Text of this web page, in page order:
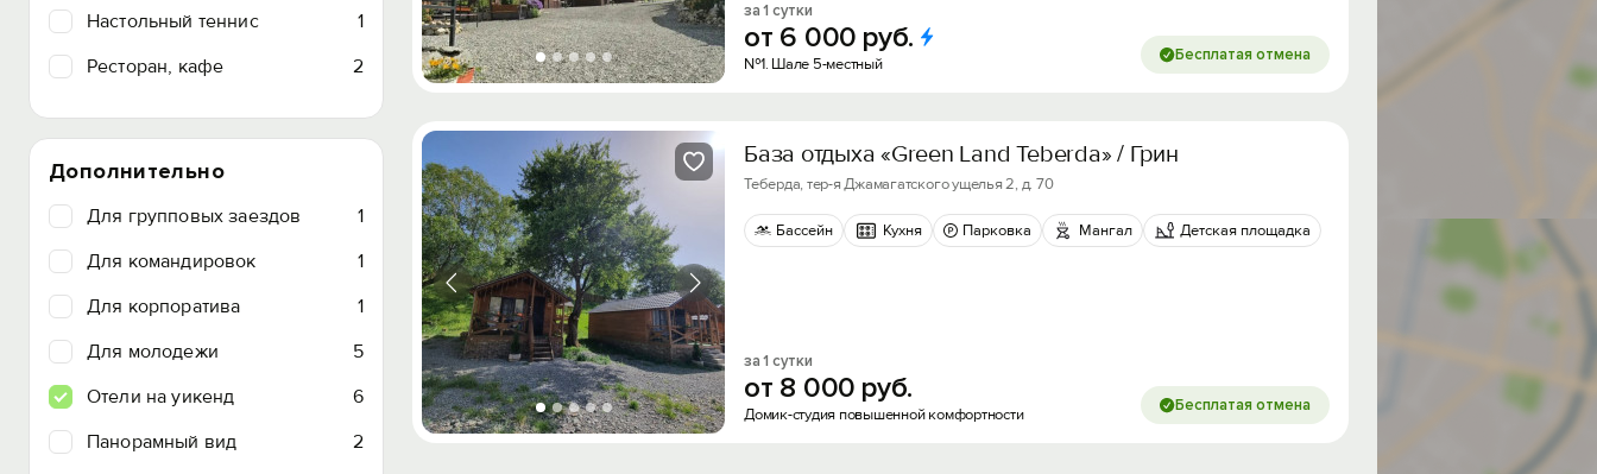
Настольный теннис
1
Ресторан, кафе
2
Дополнительно
Для групповых заездов
1
Для командировок
1
Для корпоратива
1
Для молодежи
5
Отели на уикенд
6
Панорамный вид
2
за 1 сутки
от 6 000 руб.
№1. Шале 5-местный Бесплатая отмена
База отдыха «Green Land Teberda» / Грин Лэнд Теберда
Теберда, тер-я Джамагатского ущелья 2, д. 70
Бассейн Кухня Парковка Мангал Детская площадка
за 1 сутки
от 8 000 руб.
Домик-студия повышенной комфортности Бесплатая отмена